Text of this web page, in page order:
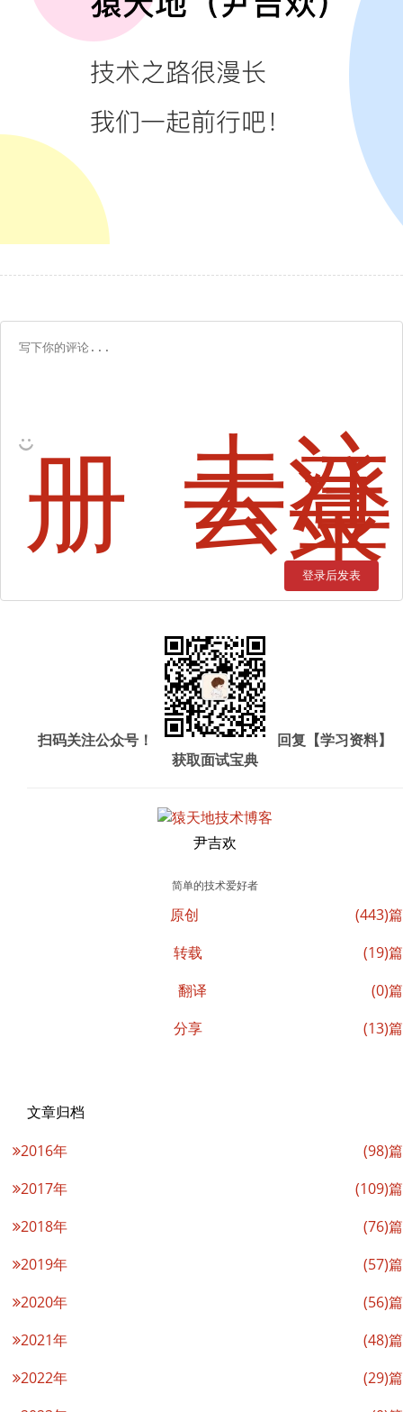
去注
册 去登
录
登录后发表
扫码关注公众号！
回复【学习资料】
获取面试宝典
尹吉欢
简单的技术爱好者
原创
(443)篇
转载
(19)篇
翻译
(0)篇
分享
(13)篇
文章归档
2016年
(98)篇
2017年
(109)篇
2018年
(76)篇
2019年
(57)篇
2020年
(56)篇
2021年
(48)篇
2022年
(29)篇